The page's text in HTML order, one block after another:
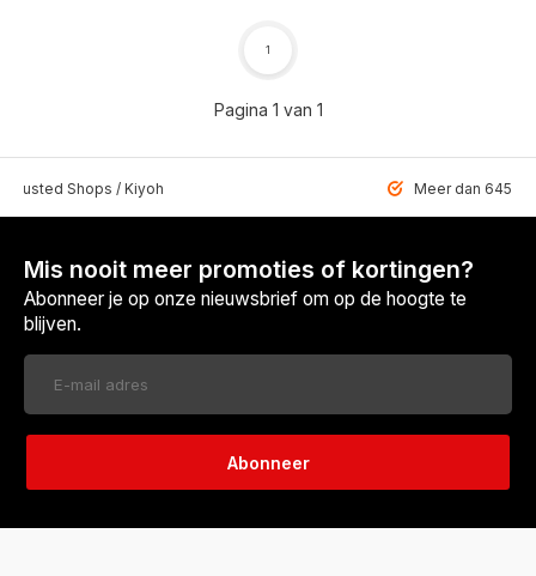
Pagina 1 van 1
1
Shops / Kiyoh Meer dan 6459
Mis nooit meer promoties of kortingen?
Abonneer je op onze nieuwsbrief om op de hoogte te
blijven.
Abonneer